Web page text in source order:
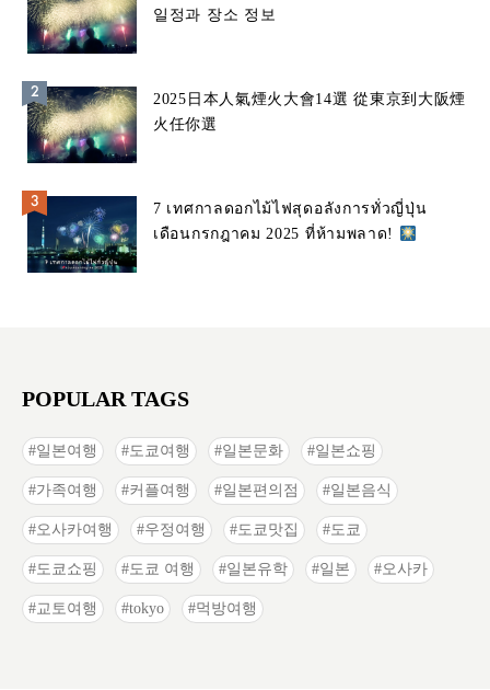
일정과 장소 정보
2025日本人氣煙火大會14選 從東京到大阪煙
火任你選
7 เทศกาลดอกไม้ไฟสุดอลังการทั่วญี่ปุ่น
เดือนกรกฎาคม 2025 ที่ห้ามพลาด!
POPULAR TAGS
일본여행 도쿄여행 일본문화 일본쇼핑
가족여행 커플여행 일본편의점 일본음식
오사카여행 우정여행 도쿄맛집 도쿄
도쿄쇼핑 도쿄 여행 일본유학 일본 오사카
교토여행 tokyo 먹방여행